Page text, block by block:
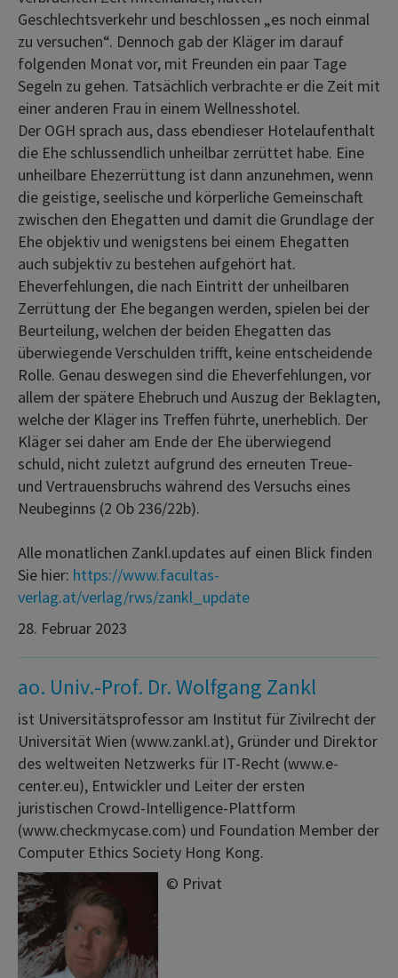
Geschlechtsverkehr und beschlossen „es noch einmal
zu versuchen“. Dennoch gab der Kläger im darauf
folgenden Monat vor, mit Freunden ein paar Tage
Segeln zu gehen. Tatsächlich verbrachte er die Zeit mit
einer anderen Frau in einem Wellnesshotel.
Der OGH sprach aus, dass ebendieser Hotelaufenthalt
die Ehe schlussendlich unheilbar zerrüttet habe. Eine
unheilbare Ehezerrüttung ist dann anzunehmen, wenn
die geistige, seelische und körperliche Gemeinschaft
zwischen den Ehegatten und damit die Grundlage der
Ehe objektiv und wenigstens bei einem Ehegatten
auch subjektiv zu bestehen aufgehört hat.
Eheverfehlungen, die nach Eintritt der unheilbaren
Zerrüttung der Ehe begangen werden, spielen bei der
Beurteilung, welchen der beiden Ehegatten das
überwiegende Verschulden trifft, keine entscheidende
Rolle. Genau deswegen sind die Eheverfehlungen, vor
allem der spätere Ehebruch und Auszug der Beklagten,
welche der Kläger ins Treffen führte, unerheblich. Der
Kläger sei daher am Ende der Ehe überwiegend
schuld, nicht zuletzt aufgrund des erneuten Treue-
und Vertrauensbruchs während des Versuchs eines
Neubeginns (2 Ob 236/22b).
Alle monatlichen Zankl.updates auf einen Blick finden
Sie hier: https://www.facultas-
verlag.at/verlag/rws/zankl_update
28. Februar 2023
ao. Univ.-Prof. Dr. Wolfgang Zankl
ist Universitätsprofessor am Institut für Zivilrecht der
Universität Wien (www.zankl.at), Gründer und Direktor
des weltweiten Netzwerks für IT-Recht (www.e-
center.eu), Entwickler und Leiter der ersten
juristischen Crowd-Intelligence-Plattform
(www.checkmycase.com) und Foundation Member der
Computer Ethics Society Hong Kong.
© Privat